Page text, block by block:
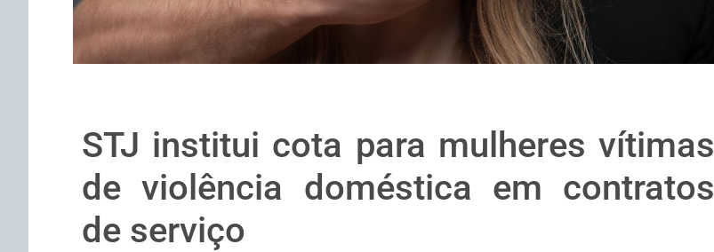
STJ institui cota para mulheres vítimas
de violência doméstica em contratos
de serviço